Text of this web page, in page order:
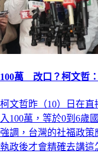
萬 改口？柯文哲
文哲昨（10）日在
100萬，等於0到6歲
調，台灣的社福政
政後才會精確去講這